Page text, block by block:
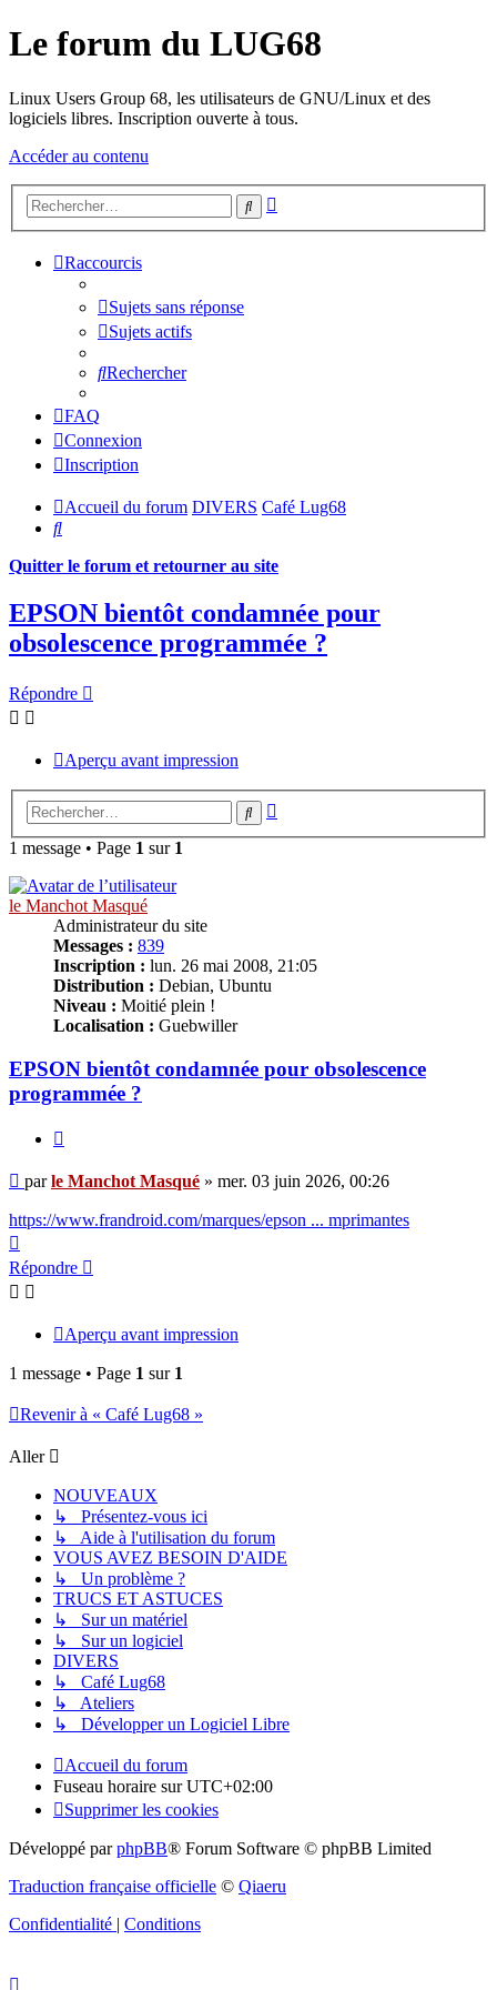
Le forum du LUG68
Linux Users Group 68, les utilisateurs de GNU/Linux et des
logiciels libres. Inscription ouverte à tous.
Accéder au contenu
Rechercher
Raccourcis
Sujets sans réponse
Sujets actifs
Rechercher
FAQ
Connexion
Inscription
Accueil du forum DIVERS Café Lug68
Rechercher
Quitter le forum et retourner au site
EPSON bientôt condamnée pour
obsolescence programmée ?
Répondre
Aperçu avant impression
Rechercher
1 message • Page 1 sur 1
le Manchot Masqué
Administrateur du site
Messages : 839
Inscription : lun. 26 mai 2008, 21:05
Distribution : Debian, Ubuntu
Niveau : Moitié plein !
Localisation : Guebwiller
EPSON bientôt condamnée pour obsolescence
programmée ?
Message
parle Manchot Masqué » mer. 03 juin 2026, 00:26
https://www.frandroid.com/marques/epson ... mprimantes
Répondre
Aperçu avant impression
1 message • Page 1 sur 1
Revenir à « Café Lug68 »
Aller
NOUVEAUX
↳ Présentez-vous ici
↳ Aide à l'utilisation du forum
VOUS AVEZ BESOIN D'AIDE
↳ Un problème ?
TRUCS ET ASTUCES
↳ Sur un matériel
↳ Sur un logiciel
DIVERS
↳ Café Lug68
↳ Ateliers
↳ Développer un Logiciel Libre
Accueil du forum
Fuseau horaire surUTC+02:00
Supprimer les cookies
Développé parphpBB® Forum Software © phpBB Limited
Traduction française officielle © Qiaeru
Confidentialité | Conditions